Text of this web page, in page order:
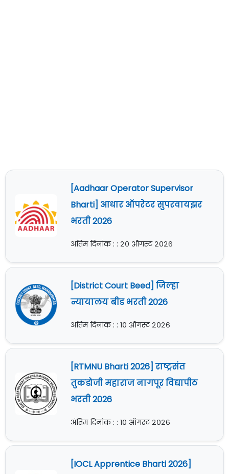
[Aadhaar Operator Supervisor
Bharti] आधार ऑपरेटर सुपरवायझर
भरती 2026
अंतिम दिनांक : : २० ऑगस्ट २०२६
[District Court Beed] जिल्हा
न्यायालय बीड भरती 2026
अंतिम दिनांक : : १० ऑगस्ट २०२६
[RTMNU Bharti 2026] राष्ट्रसंत
तुकडोजी महाराज नागपूर विद्यापीठ
भरती 2026
अंतिम दिनांक : : १० ऑगस्ट २०२६
[IOCL Apprentice Bharti 2026]